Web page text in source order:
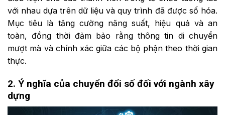
với nhau dựa trên dữ liệu và quy trình đã được số hóa.
Mục tiêu là tăng cường năng suất, hiệu quả và an
toàn, đồng thời đảm bảo rằng thông tin di chuyển
mượt mà và chính xác giữa các bộ phận theo thời gian
thực.
2. Ý nghĩa của chuyển đổi số đối với ngành xây
dựng